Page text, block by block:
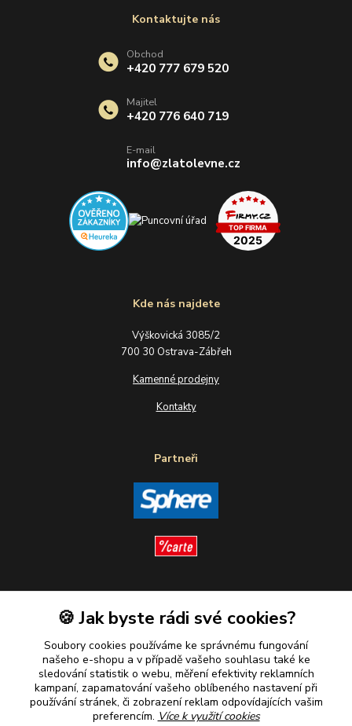
Kde nás najdete
Výškovická 3085/2
700 30 Ostrava-Zábřeh
Kamenné prodejny
Kontakty
Partneři
Plaťte u nás bezpečně
Kontaktujte nás
Obchod
+420 777 679 520
Majitel
+420 776 640 719
E-mail
info@zlatolevne.cz
🍪 Jak byste rádi své cookies?
Soubory cookies používáme ke správnému fungování
našeho e-shopu a v případě vašeho souhlasu také ke
sledování statistik o webu, měření efektivity reklamních
kampaní, zapamatování vašeho oblíbeného nastavení při
používání stránek, či zobrazení reklam odpovídajících vašim
preferencím. Více k využití cookies